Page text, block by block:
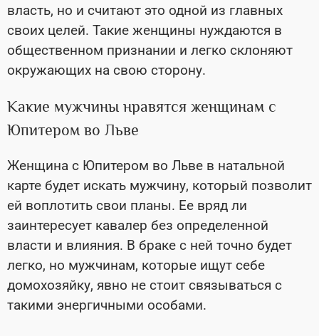
власть, но и считают это одной из главных
своих целей. Такие женщины нуждаются в
общественном признании и легко склоняют
окружающих на свою сторону.
Какие мужчины нравятся женщинам с
Юпитером во Льве
Женщина с Юпитером во Льве в натальной
карте будет искать мужчину, который позволит
ей воплотить свои планы. Ее вряд ли
заинтересует кавалер без определенной
власти и влияния. В браке с ней точно будет
легко, но мужчинам, которые ищут себе
домохозяйку, явно не стоит связываться с
такими энергичными особами.